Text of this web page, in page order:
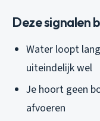
Deze signalen
Water loopt
uiteindelijk wel
Je hoort geen
afvoeren